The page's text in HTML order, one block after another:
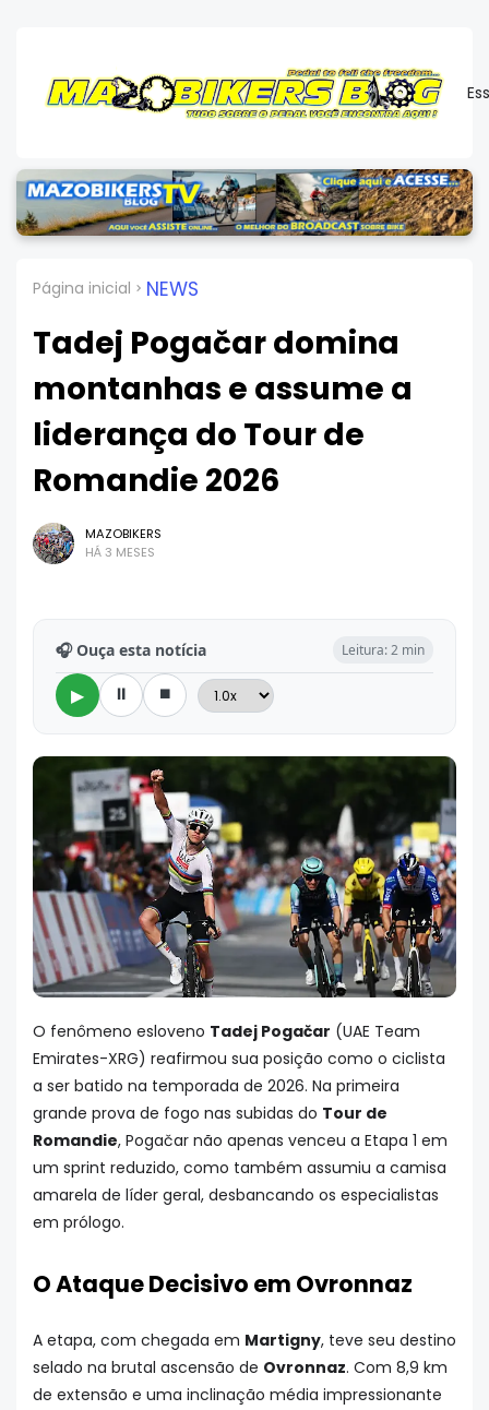
Página inicial NEWS
Tadej Pogačar domina
montanhas e assume a
liderança do Tour de
Romandie 2026
MAZOBIKERS
HÁ 3 MESES
🎧 Ouça esta notícia Leitura: 2 min
▶ ⏸ ⏹
O fenômeno esloveno Tadej Pogačar (UAE Team
Emirates-XRG) reafirmou sua posição como o ciclista
a ser batido na temporada de 2026. Na primeira
grande prova de fogo nas subidas do Tour de
Romandie, Pogačar não apenas venceu a Etapa 1 em
um sprint reduzido, como também assumiu a camisa
amarela de líder geral, desbancando os especialistas
em prólogo.
O Ataque Decisivo em Ovronnaz
A etapa, com chegada em Martigny, teve seu destino
selado na brutal ascensão de Ovronnaz. Com 8,9 km
de extensão e uma inclinação média impressionante